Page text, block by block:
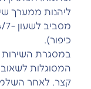
ליהנות ממערך
כיפור).
במסגרת השירות
המסוגלות לשאוב
קצר. לאחר